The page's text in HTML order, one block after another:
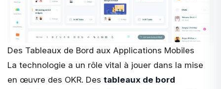
Des Tableaux de Bord aux Applications Mobiles
La technologie a un rôle vital à jouer dans la mise
en œuvre des OKR. Des tableaux de bord